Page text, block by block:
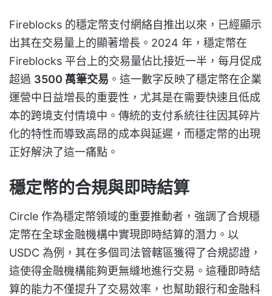
Fireblocks 的穩定幣支付網絡自推出以來，已經顯示
出其在交易量上的顯著增長。2024 年，穩定幣在
Fireblocks 平台上的交易量佔比接近一半，每月促成
超過 3500 萬筆交易 。這一數字反映了穩定幣在企業
運營中日益增長的重要性，尤其是在需要快速且低成
本的跨境支付情境中。傳統的支付系統往往因其碎片
化的特性而導致高昂的成本與延遲，而穩定幣的出現
正好解決了這一痛點。
穩定幣的合規與即時結算
Circle 作為穩定幣領域的重要推動者，強調了合規穩
定幣在全球金融機構中實現即時結算的潛力。以
USDC 為例，其在多個司法管轄區獲得了合規認證，
這使得金融機構能夠更無縫地進行交易。這種即時結
算的能力不僅提升了交易效率，也幫助銀行和金融科